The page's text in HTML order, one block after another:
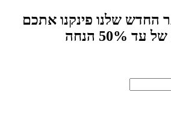
החדש שלנו פינקנו אתכם
הנחה